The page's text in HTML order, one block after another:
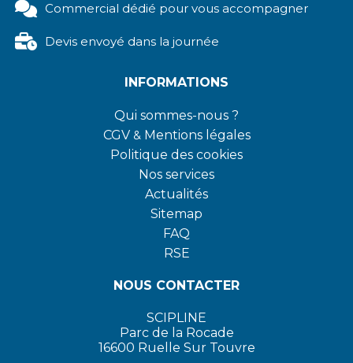
Commercial dédié pour vous accompagner
Devis envoyé dans la journée
INFORMATIONS
Qui sommes-nous ?
CGV& Mentions légales
Politique des cookies
Nos services
Actualités
Sitemap
FAQ
RSE
NOUS CONTACTER
SCIPLINE
Parc de la Rocade
16600 Ruelle Sur Touvre